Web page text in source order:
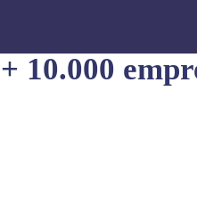
+ 10.000